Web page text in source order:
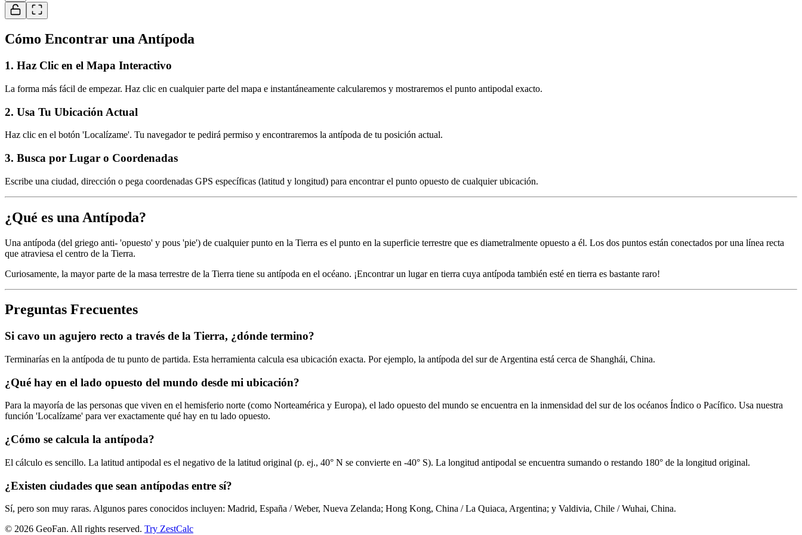
Cómo Encontrar una Antípoda
1. Haz Clic en el Mapa Interactivo
La forma más fácil de empezar. Haz clic en cualquier parte del mapa e instantáneamente calcularemos y mostraremos el punto antipodal exacto.
2. Usa Tu Ubicación Actual
Haz clic en el botón 'Localízame'. Tu navegador te pedirá permiso y encontraremos la antípoda de tu posición actual.
3. Busca por Lugar o Coordenadas
Escribe una ciudad, dirección o pega coordenadas GPS específicas (latitud y longitud) para encontrar el punto opuesto de cualquier ubicación.
¿Qué es una Antípoda?
Una antípoda (del griego anti- 'opuesto' y pous 'pie') de cualquier punto en la Tierra es el punto en la superficie terrestre que es diametralmente opuesto a él. Los dos puntos están conectados por una línea recta
que atraviesa el centro de la Tierra.
Curiosamente, la mayor parte de la masa terrestre de la Tierra tiene su antípoda en el océano. ¡Encontrar un lugar en tierra cuya antípoda también esté en tierra es bastante raro!
Preguntas Frecuentes
Si cavo un agujero recto a través de la Tierra, ¿dónde termino?
Terminarías en la antípoda de tu punto de partida. Esta herramienta calcula esa ubicación exacta. Por ejemplo, la antípoda del sur de Argentina está cerca de Shanghái, China.
¿Qué hay en el lado opuesto del mundo desde mi ubicación?
Para la mayoría de las personas que viven en el hemisferio norte (como Norteamérica y Europa), el lado opuesto del mundo se encuentra en la inmensidad del sur de los océanos Índico o Pacífico. Usa nuestra
función 'Localízame' para ver exactamente qué hay en tu lado opuesto.
¿Cómo se calcula la antípoda?
El cálculo es sencillo. La latitud antipodal es el negativo de la latitud original (p. ej., 40° N se convierte en -40° S). La longitud antipodal se encuentra sumando o restando 180° de la longitud original.
¿Existen ciudades que sean antípodas entre sí?
Sí, pero son muy raras. Algunos pares conocidos incluyen: Madrid, España / Weber, Nueva Zelanda; Hong Kong, China / La Quiaca, Argentina; y Valdivia, Chile / Wuhai, China.
© 2026 GeoFan. All rights reserved. Try ZestCalc